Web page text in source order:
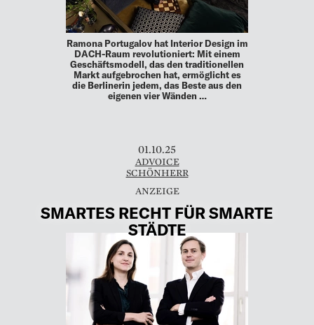
Ramona Portugalov hat Interior Design im
DACH-Raum revolutioniert: Mit einem
Geschäftsmodell, das den traditionellen
Markt aufgebrochen hat, ermöglicht es
die Berlinerin jedem, das Beste aus den
eigenen vier Wänden …
01.10.25
ADVOICE
SCHÖNHERR
SMARTES RECHT FÜR SMARTE
STÄDTE